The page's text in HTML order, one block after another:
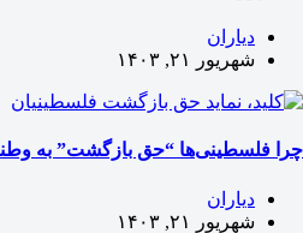
دیاران
شهریور ۲۱, ۱۴۰۳
چرا فلسطینی‌ها “حق بازگشت” به
دیاران
شهریور ۲۱, ۱۴۰۳